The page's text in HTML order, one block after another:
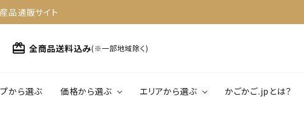
品通販サイト
card_giftcard 全商品送料込み(※一部地域除く)
プから選ぶ 価格から選ぶ エリアから選ぶ かごかご.jpとは？